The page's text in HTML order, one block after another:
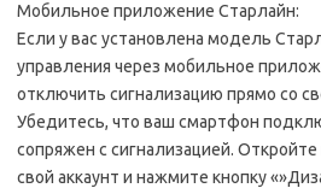
Мобильное приложение Старлайн:
Если у вас установлена модель
управления через мобильное
отключить сигнализацию прямо со
Убедитесь, что ваш смартфон
сопряжен с сигнализацией.
свой аккаунт и нажмите кнопку